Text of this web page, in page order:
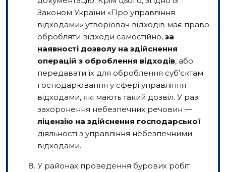
Законом України «Про управління
відходами» утворювач відходів має право
обробляти відходи самостійно, за
наявності дозволу на здійснення
операцій з оброблення відходів, або
передавати їх для оброблення суб’єктам
господарювання у сфері управління
відходами, які мають такий дозвіл. У разі
захоронення небезпечних речовин —
ліцензію на здійснення господарської
діяльності з управління небезпечними
відходами.
У районах проведення бурових робіт